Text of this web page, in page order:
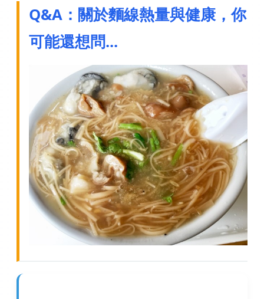
Q&A：關於麵線熱量與健康，你
可能還想問...